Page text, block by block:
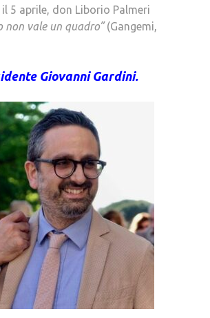
5 aprile, don Liborio Palmeri
non vale un quadro”(Gangemi,
Giovanni Gardini.